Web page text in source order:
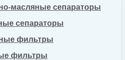
масляные сепараторы
сепараторы
фильтры
фильтры